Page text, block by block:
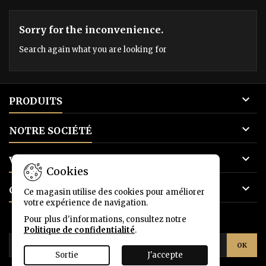
Sorry for the inconvenience.
Search again what you are looking for
PRODUITS 
NOTRE SOCIÉTÉ 
VOTRE COMPTE 
CONTACT 
Cookies
Ce magasin utilise des cookies pour améliorer
votre expérience de navigation.
Pour plus d'informations, consultez notre
Politique de confidentialité.
Sortie J'accepte
LETTRE D'INFORMATIONS